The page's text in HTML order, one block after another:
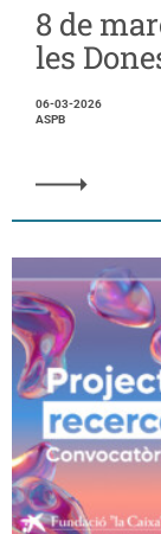
8 de
les
06-03-2026
ASPB